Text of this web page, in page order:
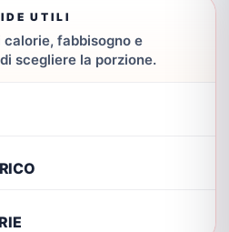
UTILI
fabbisogno e
scegliere la porzione.